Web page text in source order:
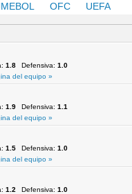
OFC UEFA
1.8 Defensiva: 1.0
del equipo »
1.9 Defensiva: 1.1
del equipo »
1.5 Defensiva: 1.0
del equipo »
1.2 Defensiva: 1.0